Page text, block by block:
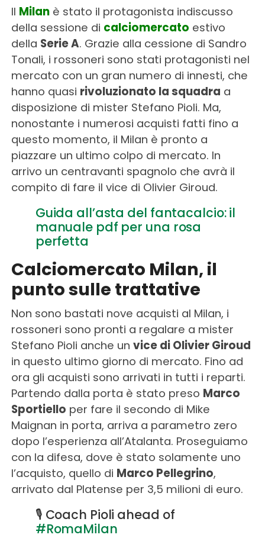
Il Milan è stato il protagonista indiscusso
della sessione di calciomercato estivo
della Serie A. Grazie alla cessione di Sandro
Tonali, i rossoneri sono stati protagonisti nel
mercato con un gran numero di innesti, che
hanno quasi rivoluzionato la squadra a
disposizione di mister Stefano Pioli. Ma,
nonostante i numerosi acquisti fatti fino a
questo momento, il Milan è pronto a
piazzare un ultimo colpo di mercato. In
arrivo un centravanti spagnolo che avrà il
compito di fare il vice di Olivier Giroud.
Guida all’asta del fantacalcio: il
manuale pdf per una rosa
perfetta
Calciomercato Milan, il
punto sulle trattative
Non sono bastati nove acquisti al Milan, i
rossoneri sono pronti a regalare a mister
Stefano Pioli anche un vice di Olivier Giroud
in questo ultimo giorno di mercato. Fino ad
ora gli acquisti sono arrivati in tutti i reparti.
Partendo dalla porta è stato preso Marco
Sportiello per fare il secondo di Mike
Maignan in porta, arriva a parametro zero
dopo l’esperienza all’Atalanta. Proseguiamo
con la difesa, dove è stato solamente uno
l’acquisto, quello di Marco Pellegrino,
arrivato dal Platense per 3,5 milioni di euro.
🎙 Coach Pioli ahead of
#RomaMilan